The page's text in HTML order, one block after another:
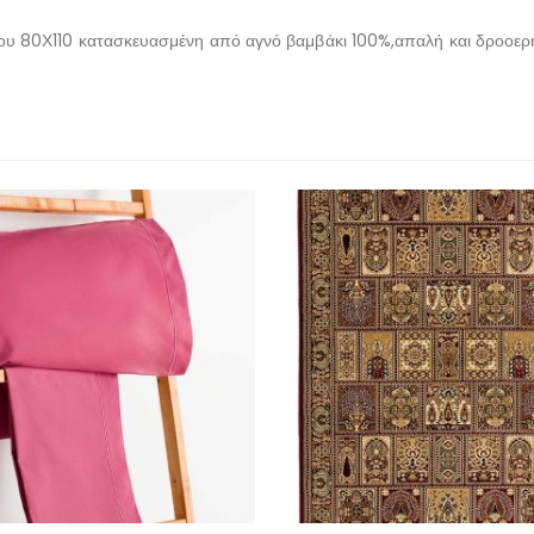
80Χ110 κατασκευασμένη από αγνό βαμβάκι 100%,απαλή και